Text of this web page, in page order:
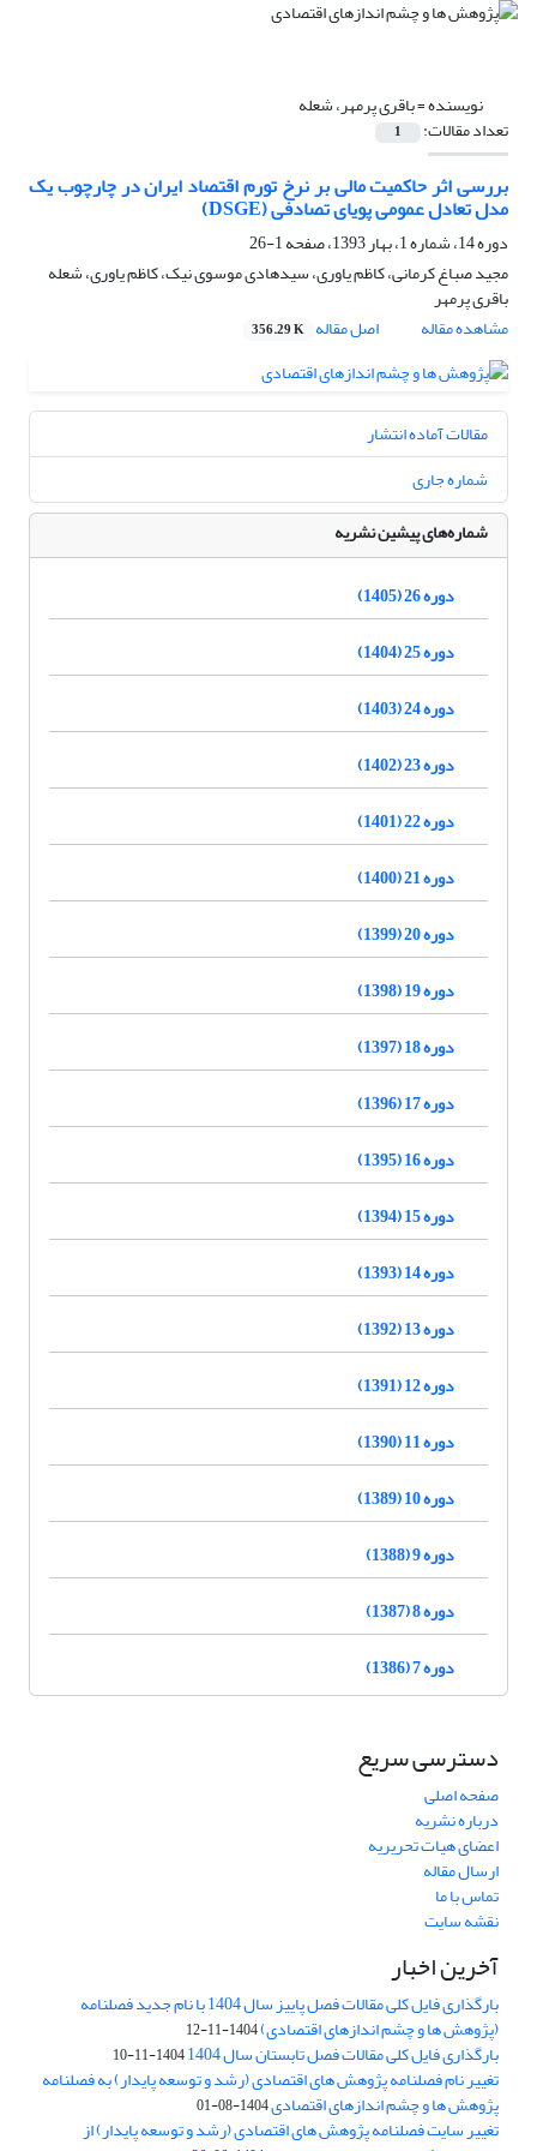
نویسنده =باقری پرمهر، شعله
تعداد مقالات: 1
بررسی اثر حاکمیت مالی بر نرخ تورم اقتصاد ایران در چارچوب یک
مدل تعادل عمومی پویای تصادفی (DSGE)
دوره 14، شماره 1، بهار 1393، صفحه
1-26
مجید صباغ کرمانی، کاظم یاوری، سیدهادی موسوی نیک، کاظم یاوری، شعله
باقری پرمهر
مشاهده مقاله
اصل مقاله 356.29 K
مقالات آماده انتشار
شماره جاری
شماره‌های پیشین نشریه
دوره 26 (1405)
دوره 25 (1404)
دوره 24 (1403)
دوره 23 (1402)
دوره 22 (1401)
دوره 21 (1400)
دوره 20 (1399)
دوره 19 (1398)
دوره 18 (1397)
دوره 17 (1396)
دوره 16 (1395)
دوره 15 (1394)
دوره 14 (1393)
دوره 13 (1392)
دوره 12 (1391)
دوره 11 (1390)
دوره 10 (1389)
دوره 9 (1388)
دوره 8 (1387)
دوره 7 (1386)
دسترسی سریع
صفحه اصلی
درباره نشریه
اعضای هیات تحریریه
ارسال مقاله
تماس با ما
نقشه سایت
آخرین اخبار
بارگذاری فایل کلی مقالات فصل پاییز سال 1404 با نام جدید فصلنامه
(پژوهش ها و چشم اندازهای اقتصادی)1404-11-12
بارگذاری فایل کلی مقالات فصل تابستان سال 1404 1404-11-10
تغییر نام فصلنامه پژوهش های اقتصادی (رشد و توسعه پایدار) به فصلنامه
پژوهش ها و چشم اندازهای اقتصادی1404-08-01
تغییر سایت فصلنامه پژوهش های اقتصادی (رشد و توسعه پایدار) از